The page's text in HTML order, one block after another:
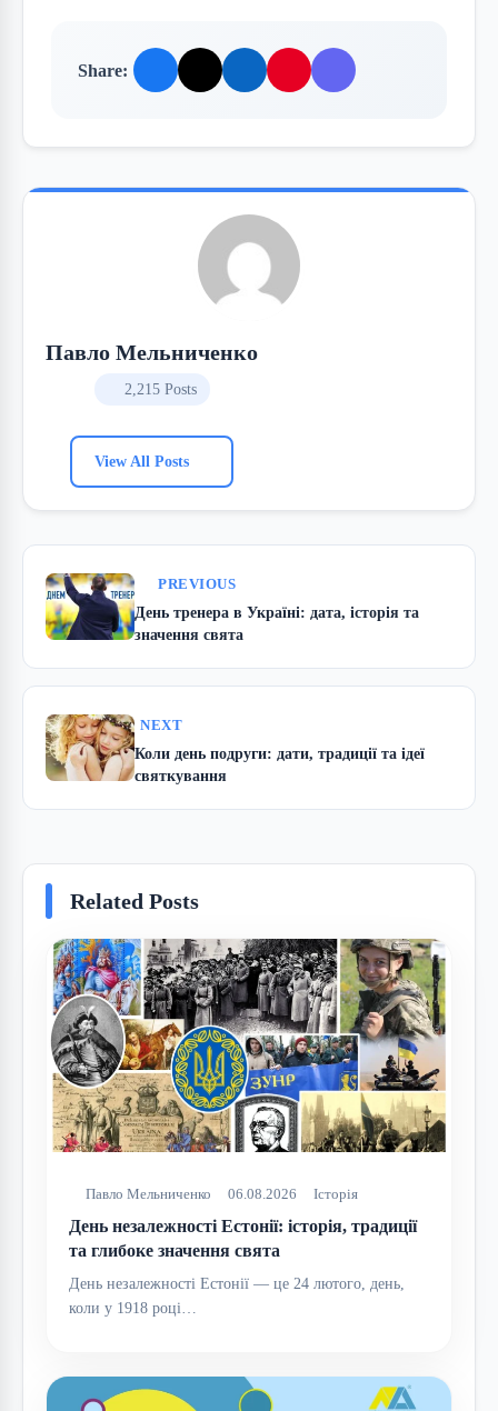
Share:
Павло Мельниченко
2,215 Posts
View All Posts
PREVIOUS
День тренера в Україні: дата, історія та
значення свята
NEXT
Коли день подруги: дати, традиції та ідеї
святкування
Related Posts
Павло Мельниченко 06.08.2026 Історія
День незалежності Естонії: історія, традиції
та глибоке значення свята
День незалежності Естонії — це 24 лютого, день,
коли у 1918 році…